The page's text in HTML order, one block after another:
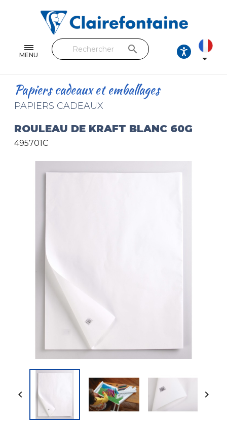
MENU
Feuilles & Copies
Beaux-arts & Dessin
Loisirs créatifs
Cuir & trousses
RETROUVEZ NOS COLLECTIONS
search

Papiers cadeaux et emballages
PAPIERS CADEAUX
ROULEAU DE KRAFT BLANC 60G
495701C
 